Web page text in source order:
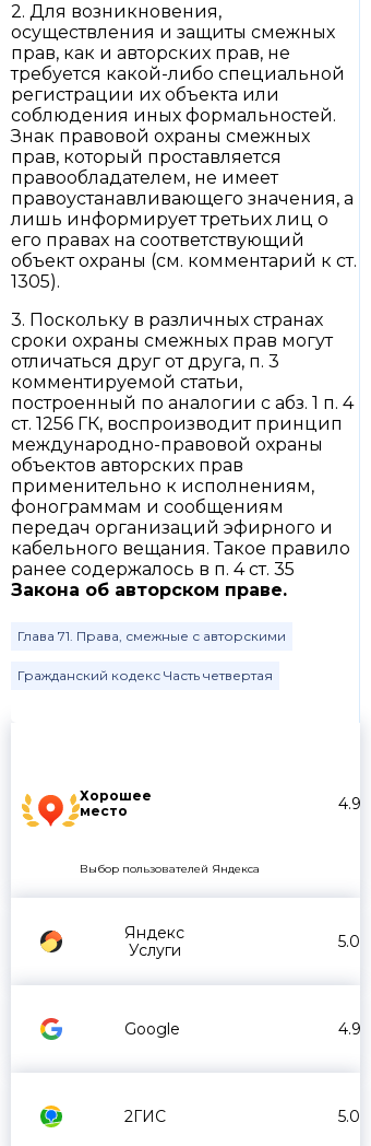
Хорошее
место
4.9
Выбор пользователей Яндекса
Яндекс
Услуги
5.0
Google 4.9
2ГИС 5.0
2. Для возникновения,
осуществления и защиты смежных
прав, как и авторских прав, не
требуется какой-либо специальной
регистрации их объекта или
соблюдения иных формальностей.
Знак правовой охраны смежных
прав, который проставляется
правообладателем, не имеет
правоустанавливающего значения, а
лишь информирует третьих лиц о
его правах на соответствующий
объект охраны (см. комментарий к ст.
1305).
3. Поскольку в различных странах
сроки охраны смежных прав могут
отличаться друг от друга, п. 3
комментируемой статьи,
построенный по аналогии с абз. 1 п. 4
ст. 1256 ГК, воспроизводит принцип
международно-правовой охраны
объектов авторских прав
применительно к исполнениям,
фонограммам и сообщениям
передач организаций эфирного и
кабельного вещания. Такое правило
ранее содержалось в п. 4 ст. 35
Закона об авторском праве.
Глава 71. Права, смежные с авторскими
Гражданский кодекс Часть четвертая